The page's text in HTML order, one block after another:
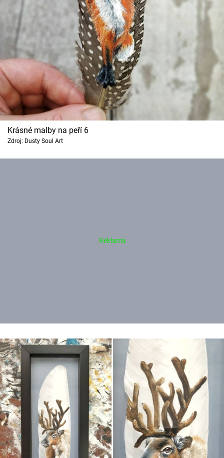
Krásné malby na peří 6
Zdroj: Dusty Soul Art